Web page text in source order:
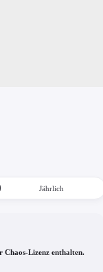
Jährlich
Lizenz enthalten.